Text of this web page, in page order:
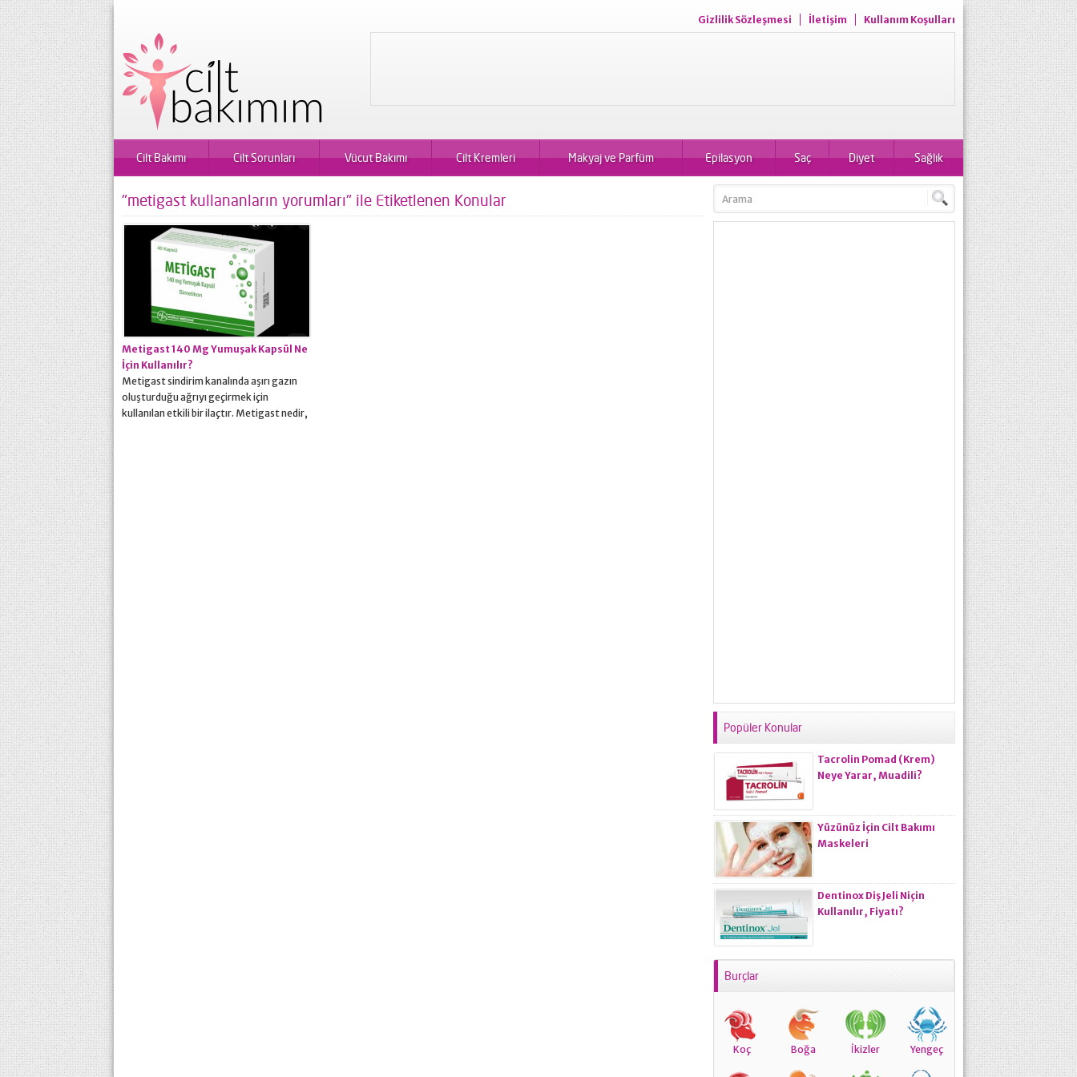
Gizlilik Sözleşmesi İletişim Kullanım Koşulları
Cilt Bakımı Cilt Sorunları Vücut Bakımı Cilt Kremleri Makyaj ve Parfüm Epilasyon Saç Diyet Sağlık
"metigast kullananların yorumları" ile Etiketlenen Konular
Metigast 140 Mg Yumuşak Kapsül Ne
İçin Kullanılır?
Metigast sindirim kanalında aşırı gazın
oluşturduğu ağrıyı geçirmek için
kullanılan etkili bir ilaçtır. Metigast nedir,
Popüler Konular
Tacrolin Pomad (Krem)
Neye Yarar, Muadili?
Yüzünüz İçin Cilt Bakımı
Maskeleri
Dentinox Diş Jeli Niçin
Kullanılır, Fiyatı?
Burçlar
Koç Boğa İkizler Yengeç